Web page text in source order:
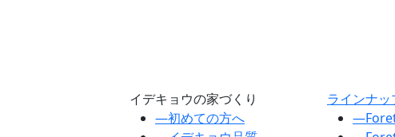
イデキョウの家づくり
―初めての方へ
ラインナッ
―